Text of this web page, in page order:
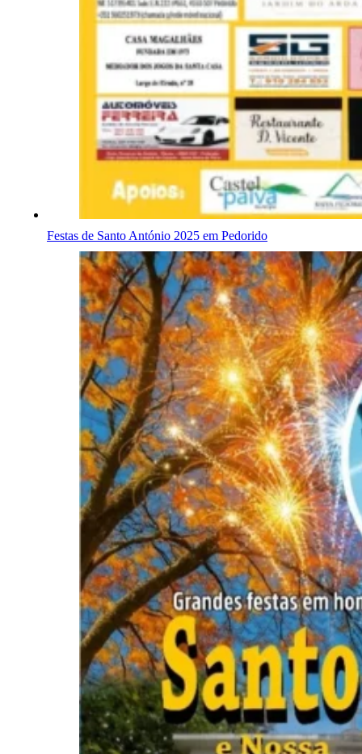
Festas de Santo António 2025 em Pedorido